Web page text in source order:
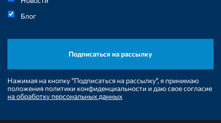
Блог
Нажимая на кнопку "Подписаться на рассылку", я принимаю
положения политики конфиденциальности и даю свое согласие
на обработку персональных данных